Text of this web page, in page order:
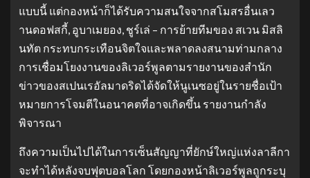
แบบนี้ แต่กองหน้าก็ได้รับความสนใจจากสโมสรอื่นเลว
านดอฟสกี้, อูบาเมยอง, ชูร์เล่ – การย้ายทีมของ สเวน มิสลิ
นทัต กระทบกระเทือนจิตใจและพลาดลงสนามท่ามกลาง
การเชื่อมโยงงานของลิเวอร์พูลตามรายงานของสํานัก
ข่าวของสเปนเรอัลมาดริดได้จัดให้นูเนซอยู่ในรายชื่อเป้า
หมายการโจมตีในอนาคตที่อาจเกิดขึ้น รายงานกําลัง
พิจารณา
ถึงความเป็นไปได้ในการเซ็นสัญญาที่ยักษ์ใหญ่แห่งลาลีกา
จะทําได้หลังจบฟุตบอลโลก โดยกองหน้าลิเวอร์พูลถูกระบุ